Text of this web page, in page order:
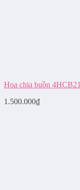
Hoa chia buồn 4HCB21
1.500.000₫